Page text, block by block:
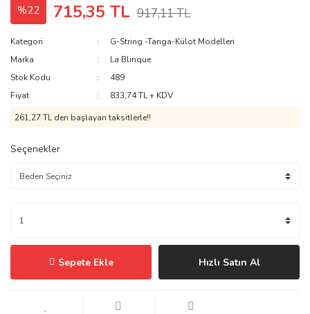
%22 715,35 TL 917,11 TL
Kategori
G-String -Tanga-Külot Modelleri
Marka
La Blinque
Stok Kodu
489
Fiyat
833,74 TL + KDV
261,27 TL den başlayan taksitlerle!!
Seçenekler
Sepete Ekle Hızlı Satın Al